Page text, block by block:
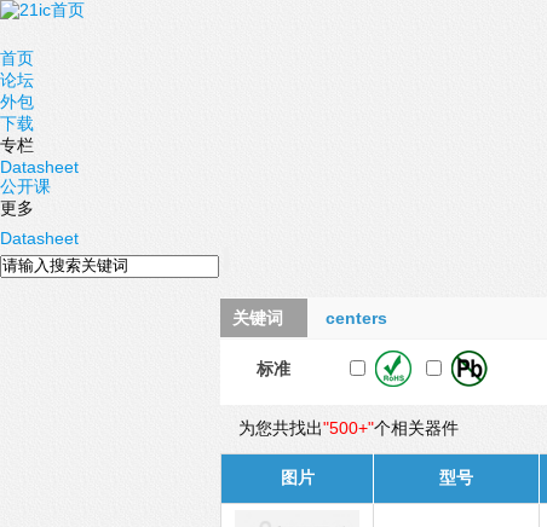
首页
论坛
外包
下载
专栏
Datasheet
公开课
更多
Datasheet
关键词 centers
标准
为您共找出"500+"个相关器件
图片 型号